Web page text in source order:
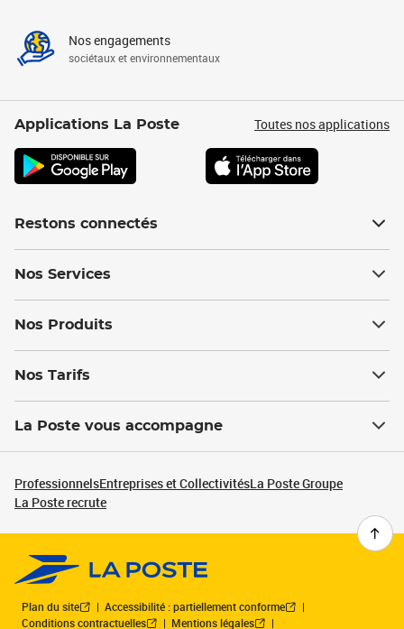
Nos engagements
sociétaux et environnementaux
Applications La Poste Toutes nos applications
Restons connectés
Nos Services
Nos Produits
Nos Tarifs
La Poste vous accompagne
ProfessionnelsEntreprises et CollectivitésLa Poste Groupe
La Poste recrute
Plan du site
Accessibilité : partiellement conforme
Conditions contractuelles
Mentions légales